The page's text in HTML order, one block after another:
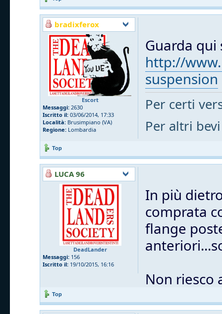
bradixferox
Escort
Messaggi: 2630
Iscritto il: 03/06/2014, 17:33
Località: Brusimpiano (VA)
Regione: Lombardia
Guarda qui
http://
suspension
Per certi
Per altri bevi
Top
LUCA 96
DeadLander
Messaggi: 156
Iscritto il: 19/10/2015, 16:16
In più
comprata
flange
Non riesco
Top